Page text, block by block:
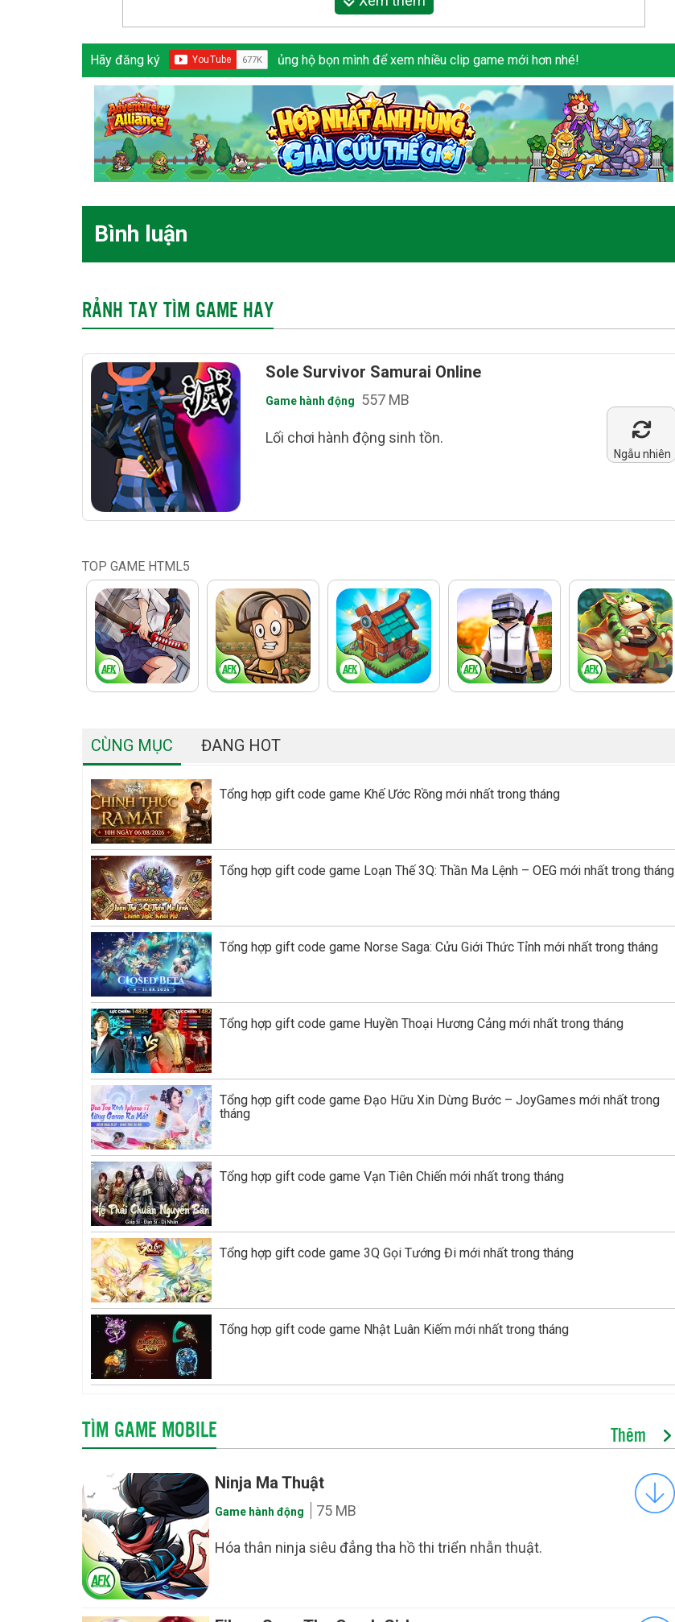
Hãy đăng ký ủng hộ bọn mình để xem nhiều clip game mới hơn nhé!
Bình luận
RẢNH TAY TÌM GAME HAY
Sole Survivor Samurai Online
Game hành động 557 MB
Lối chơi hành động sinh tồn.
Ngẫu nhiên
TOP GAME HTML5
CÙNG MỤC ĐANG HOT
Tổng hợp gift code game Khế Ước Rồng mới nhất trong tháng
Tổng hợp gift code game Loạn Thế 3Q: Thần Ma Lệnh – OEG mới nhất trong tháng
Tổng hợp gift code game Norse Saga: Cửu Giới Thức Tỉnh mới nhất trong tháng
Tổng hợp gift code game Huyền Thoại Hương Cảng mới nhất trong tháng
Tổng hợp gift code game Đạo Hữu Xin Dừng Bước – JoyGames mới nhất trong
tháng
Tổng hợp gift code game Vạn Tiên Chiến mới nhất trong tháng
Tổng hợp gift code game 3Q Gọi Tướng Đi mới nhất trong tháng
Tổng hợp gift code game Nhật Luân Kiếm mới nhất trong tháng
TÌM GAME MOBILE Thêm
Ninja Ma Thuật
Game hành động 75 MB
Hóa thân ninja siêu đẳng tha hồ thi triển nhẫn thuật.